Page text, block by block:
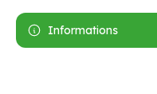
Informations